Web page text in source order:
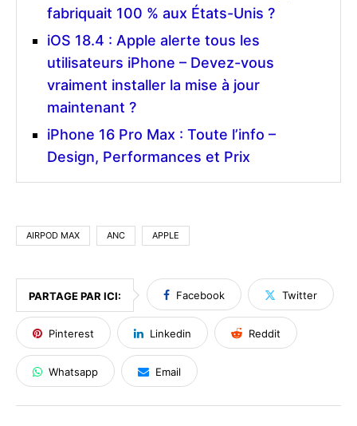
fabriquait 100 % aux États-Unis ?
iOS 18.4 : Apple alerte tous les
utilisateurs iPhone – Devez-vous
vraiment installer la mise à jour
maintenant ?
iPhone 16 Pro Max : Toute l’info –
Design, Performances et Prix
AIRPOD MAX ANC APPLE
PARTAGE PAR ICI: Facebook Twitter
Pinterest Linkedin Reddit
Whatsapp Email